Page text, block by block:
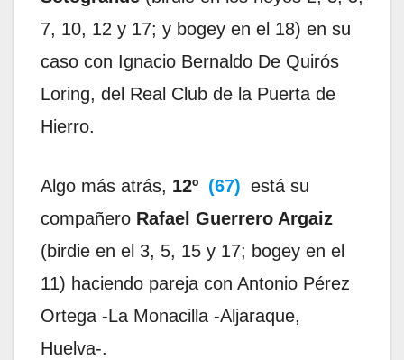
7, 10, 12 y 17; y bogey en el 18) en su
caso con Ignacio Bernaldo De Quirós
Loring, del Real Club de la Puerta de
Hierro.
Algo más atrás, 12º (67) está su
compañero Rafael Guerrero Argaiz
(birdie en el 3, 5, 15 y 17; bogey en el
11) haciendo pareja con Antonio Pérez
Ortega -La Monacilla -Aljaraque,
Huelva-.